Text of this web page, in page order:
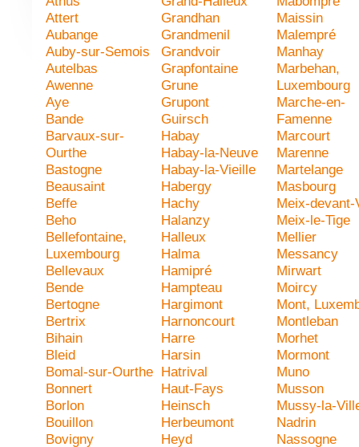
Attert
Aubange
Auby-sur-Semois
Autelbas
Awenne
Aye
Bande
Barvaux-sur-
Ourthe
Bastogne
Beausaint
Beffe
Beho
Bellefontaine,
Luxembourg
Bellevaux
Bende
Bertogne
Bertrix
Bihain
Bleid
Bomal-sur-Ourthe
Bonnert
Borlon
Bouillon
Bovigny
Grandhan
Grandmenil
Grandvoir
Grapfontaine
Grune
Grupont
Guirsch
Habay
Habay-la-Neuve
Habay-la-Vieille
Habergy
Hachy
Halanzy
Halleux
Halma
Hamipré
Hampteau
Hargimont
Harnoncourt
Harre
Harsin
Hatrival
Haut-Fays
Heinsch
Herbeumont
Heyd
Maissin
Malempré
Manhay
Marbehan,
Luxembourg
Marche-en-
Famenne
Marcourt
Marenne
Martelange
Masbourg
Meix-devant-
Meix-le-Tige
Mellier
Messancy
Mirwart
Moircy
Mont,
Montleban
Morhet
Mormont
Muno
Musson
Mussy-la-
Nadrin
Nassogne